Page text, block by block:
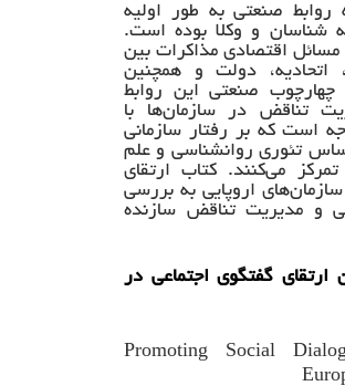
روابط صنعتی به طور اولیه
شناسان و وکلا بوده است.
مسائل اقتصادی مذاکرات بین
اتحادیه، دولت و همچنین
چهارچوب صنعتی این روابط
تناقض در سازمان‌ها با
است که بر رفتار سازمانی
تئوری روانشناسی و علم
می‌کنند. کتاب ارتقای
اروپایی به بررسی
و مدیریت تناقض سازنده
ارتقای گفتگوی اجتماعی در
Promoting Social